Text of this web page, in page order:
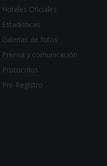
Hoteles Oficiales
Estadísticas
Galerías de fotos
Prensa y comunicación
Protocolos
Pre-Registro